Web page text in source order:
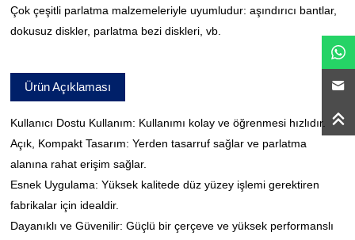
Çok çeşitli parlatma malzemeleriyle uyumludur: aşındırıcı bantlar,
dokusuz diskler, parlatma bezi diskleri, vb.
Ürün Açıklaması
Kullanıcı Dostu Kullanım: Kullanımı kolay ve öğrenmesi hızlıdır.
Açık, Kompakt Tasarım: Yerden tasarruf sağlar ve parlatma
alanına rahat erişim sağlar.
Esnek Uygulama: Yüksek kalitede düz yüzey işlemi gerektiren
fabrikalar için idealdir.
Dayanıklı ve Güvenilir: Güçlü bir çerçeve ve yüksek performanslı